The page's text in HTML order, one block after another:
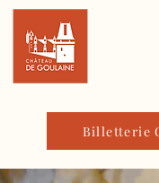
Billetterie